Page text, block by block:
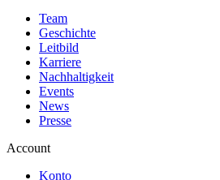
Team
Geschichte
Leitbild
Karriere
Nachhaltigkeit
Events
News
Presse
Account
Konto